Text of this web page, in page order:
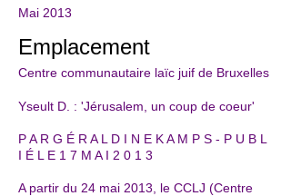
Mai 2013
Emplacement
Centre communautaire laïc juif de Bruxelles
Yseult D. : 'Jérusalem, un coup de coeur'
P A R G É R A L D I N E K A M P S - P U B L
I É L E 1 7 M A I 2 0 1 3
A partir du 24 mai 2013, le CCLJ (Centre